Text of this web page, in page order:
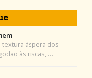
textura áspera dos
às riscas, …